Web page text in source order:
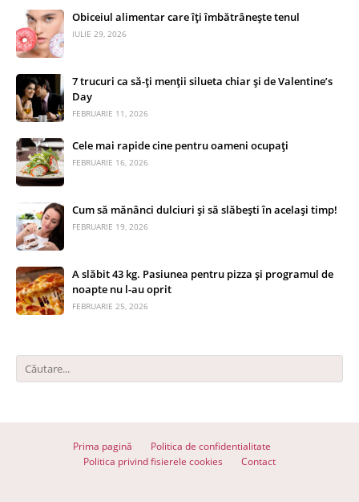
Obiceiul alimentar care îți îmbătrânește tenul
IULIE 29, 2026
7 trucuri ca să-ți menții silueta chiar și de Valentine’s
Day
FEBRUARIE 11, 2026
Cele mai rapide cine pentru oameni ocupați
FEBRUARIE 16, 2026
Cum să mănânci dulciuri și să slăbești în același timp!
FEBRUARIE 19, 2026
A slăbit 43 kg. Pasiunea pentru pizza și programul de
noapte nu l-au oprit
FEBRUARIE 25, 2026
Prima pagină
Politica de confidentialitate
Politica privind fisierele cookies
Contact